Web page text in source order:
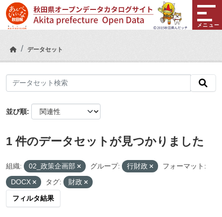
Skip to main content
メニュー
データセット
並び順
1 件のデータセットが見つかりました
組織: 02_政策企画部 グループ: 行財政
フォーマット:
DOCX
タグ: 財政
フィルタ結果